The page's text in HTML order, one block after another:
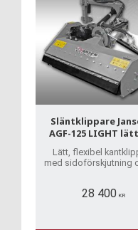
Släntklippare
AGF-125 LIGHT
Lätt, flexibel
med sidoförskjutning
28 400KR